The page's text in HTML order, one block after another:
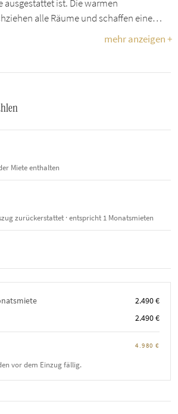
ausgestattet ist. Die warmen
alle Räume und schaffen eine…
mehr anzeigen +
Miete enthalten
zurückerstattet · entspricht 1 Monatsmieten
2.490 €
2.490 €
4.980 €
vor dem Einzug fällig.